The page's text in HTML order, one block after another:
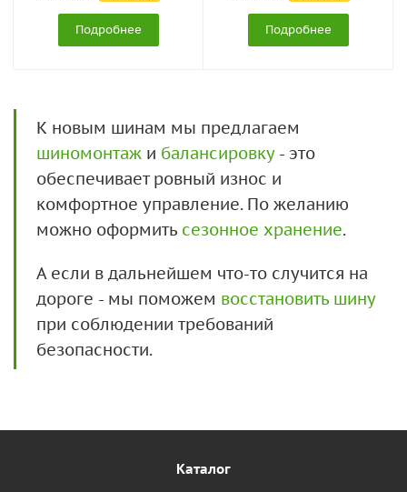
Подробнее Подробнее
К новым шинам мы предлагаем
шиномонтаж и балансировку- это
обеспечивает ровный износ и
комфортное управление. По желанию
можно оформить сезонное хранение.
А если в дальнейшем что-то случится на
дороге - мы поможем восстановить шину
при соблюдении требований
безопасности.
Каталог